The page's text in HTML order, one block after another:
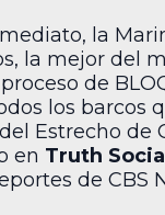
la
la mejor del
de
los barcos
Estrecho de
en Truth Social
de CBS